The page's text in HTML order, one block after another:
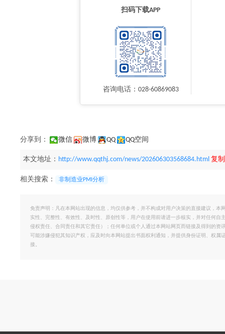
扫码下载APP
咨询电话：028-60869083
分享到： 微信 微博 QQ QQ空间
本文地址： http://www.qqthj.com/news/202606303568684.html 复
相关搜索： 非制造业PMI分析
免责声明：凡在本网站出现的信息，均仅供参考，并不构成对用户决策的直接建议，
实性、完整性、有效性、及时性、原创性等，用户在使用前请进一步核实，并对任何
侵权责任、合同责任和其它责任）；任何单位或个人通过本网站网页而链接及得到的
可能涉嫌侵犯其知识产权，应及时向本网站提出书面权利通知，并提供身份证明、权
接。